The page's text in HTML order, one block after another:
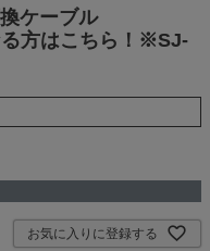
ケーブル
方はこちら！※SJ-
お気に入りに登録する